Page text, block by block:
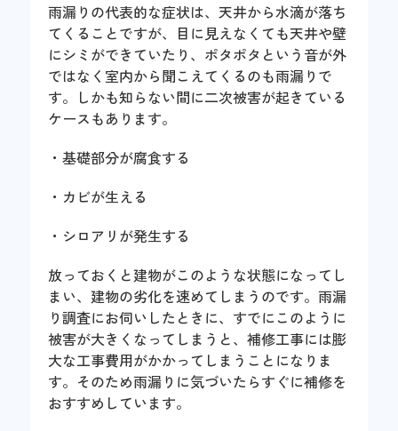
雨漏りの代表的な症状は、天井から水滴が落ち
てくることですが、目に見えなくても天井や壁
にシミができていたり、ポタポタという音が外
ではなく室内から聞こえてくるのも雨漏りで
す。しかも知らない間に二次被害が起きている
ケースもあります。
・基礎部分が腐食する
・カビが生える
・シロアリが発生する
放っておくと建物がこのような状態になってし
まい、建物の劣化を速めてしまうのです。雨漏
り調査にお伺いしたときに、すでにこのように
被害が大きくなってしまうと、補修工事には膨
大な工事費用がかかってしまうことになりま
す。そのため雨漏りに気づいたらすぐに補修を
おすすめしています。